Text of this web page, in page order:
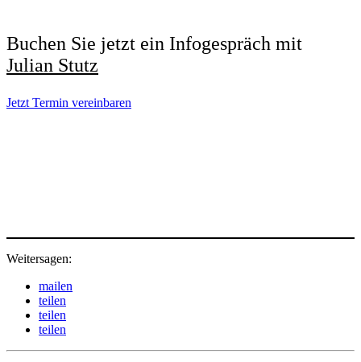
Buchen Sie jetzt ein Info­ge­spräch mit
Julian Stutz
Jetzt Termin verein­baren
Weitersagen:
mailen
teilen
teilen
teilen